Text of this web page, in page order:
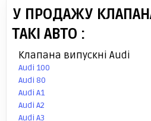
У ПРОДАЖУ
ТАКІ АВТО :
Клапана випускні Audi
Audi 100
Audi 80
Audi A1
Audi A2
Audi A3